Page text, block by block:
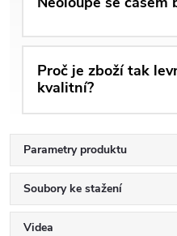
Proč je zboží tak
kvalitní?
Parametry produktu
Soubory ke stažení
Videa